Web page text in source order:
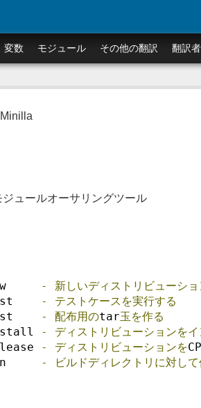
変数 モジュール その他の翻訳 翻訳者
ュールオーサリングツール
-
新しいディストリビューシ
-
テストケースを実行する
- 配布用のtar玉を作る
-
ディストリビューションを
- ディストリビューションを
- ビルドディレクトリに対し